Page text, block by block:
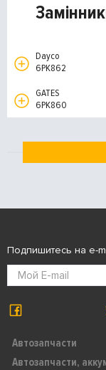
Dayco
6PK862
GATES
6PK860
Автозапчасти
Автозапчасти,
Подпишитесь на e-